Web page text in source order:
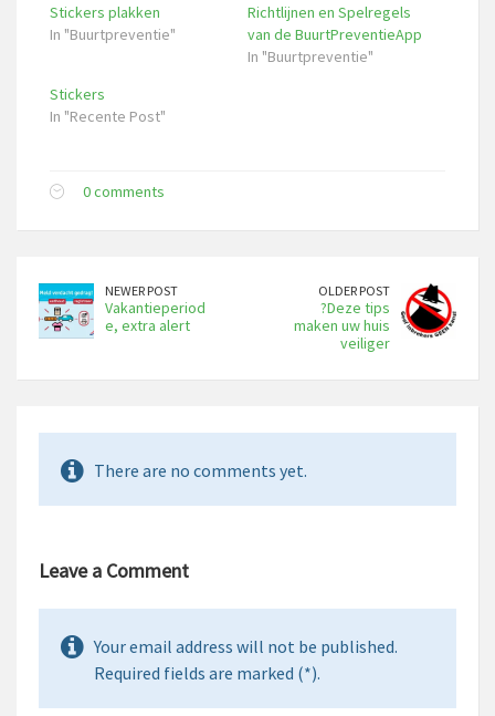
Stickers plakken
In "Buurtpreventie"
Richtlijnen en Spelregels
van de BuurtPreventieApp
In "Buurtpreventie"
Stickers
In "Recente Post"
0 comments
NEWER POST
Vakantieperiod
e, extra alert
OLDER POST
?Deze tips
maken uw huis
veiliger
There are no comments yet.
Leave a Comment
Your email address will not be published.
Required fields are marked (*).